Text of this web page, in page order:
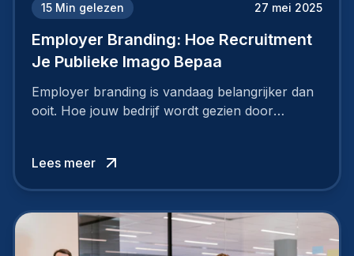
15 Min gelezen 27 mei 2025
Employer Branding: Hoe Recruitment
Je Publieke Imago Bepaa
Employer branding is vandaag belangrijker dan
ooit. Hoe jouw bedrijf wordt gezien door
Lees meer